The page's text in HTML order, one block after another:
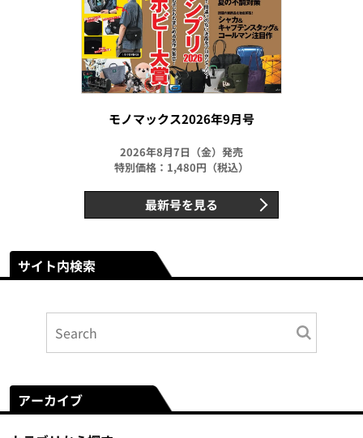
モノマックス2026年9月号
2026年8月7日（金）発売
特別価格：1,480円（税込）
最新号を見る
サイト内検索
アーカイブ